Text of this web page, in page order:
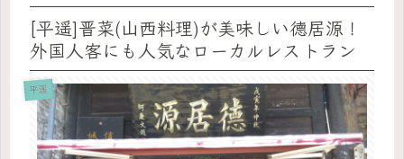
[平遥]晋菜(山西料理)が美味しい德居源！
外国人客にも人気なローカルレストラン
平遥